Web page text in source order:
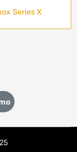
Series X